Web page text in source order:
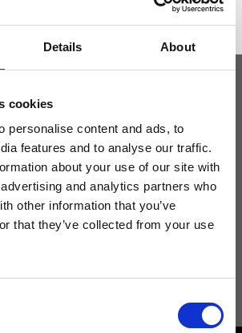
Details About
cookies
personalise content and ads, to
features and to analyse our traffic.
about your use of our site with
and analytics partners who
other information that you’ve
that they’ve collected from your use
di Ripani, iscriviti alla newsletter!